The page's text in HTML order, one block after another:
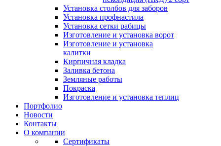
Установка столбов для заборов
Установка профнастила
Установка сетки рабицы
Изготовление и установка ворот
Изготовление и установка
калитки
Кирпичная кладка
Заливка бетона
Земляные работы
Покраска
Изготовление и установка теплиц
Портфолио
Новости
Контакты
О компании
Сертификаты